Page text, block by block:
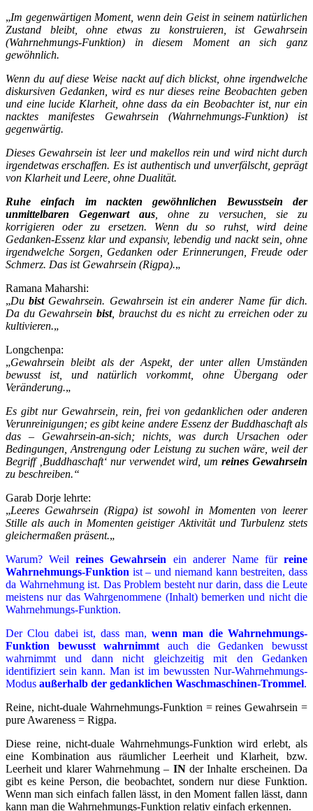
„Im gegenwärtigen Moment, wenn dein Geist in seinem natürlichen
Zustand bleibt, ohne etwas zu konstruieren, ist Gewahrsein
(Wahrnehmungs-Funktion) in diesem Moment an sich ganz
gewöhnlich.
Wenn du auf diese Weise nackt auf dich blickst, ohne irgendwelche
diskursiven Gedanken, wird es nur dieses reine Beobachten geben
und eine lucide Klarheit, ohne dass da ein Beobachter ist, nur ein
nacktes manifestes Gewahrsein (Wahrnehmungs-Funktion) ist
gegenwärtig.
Dieses Gewahrsein ist leer und makellos rein und wird nicht durch
irgendetwas erschaffen. Es ist authentisch und unverfälscht, geprägt
von Klarheit und Leere, ohne Dualität.
Ruhe einfach im nackten gewöhnlichen Bewusstsein der
unmittelbaren Gegenwart aus , ohne zu versuchen, sie zu
korrigieren oder zu ersetzen. Wenn du so ruhst, wird deine
Gedanken-Essenz klar und expansiv, lebendig und nackt sein, ohne
irgendwelche Sorgen, Gedanken oder Erinnerungen, Freude oder
Schmerz. Das ist Gewahrsein (Rigpa).„
Ramana Maharshi:
„DubistGewahrsein. Gewahrsein ist ein anderer Name für dich.
Da du Gewahrsein bist, brauchst du es nicht zu erreichen oder zu
kultivieren.„
Longchenpa:
„Gewahrsein bleibt als der Aspekt, der unter allen Umständen
bewusst ist, und natürlich vorkommt, ohne Übergang oder
Veränderung.„
Es gibt nur Gewahrsein, rein, frei von gedanklichen oder anderen
Verunreinigungen; es gibt keine andere Essenz der Buddhaschaft als
das – Gewahrsein-an-sich; nichts, was durch Ursachen oder
Bedingungen, Anstrengung oder Leistung zu suchen wäre, weil der
Begriff ‚Buddhaschaft‘ nur verwendet wird, um reines Gewahrsein
zu beschreiben.“
Garab Dorje lehrte:
„Leeres Gewahrsein (Rigpa) ist sowohl in Momenten von leerer
Stille als auch in Momenten geistiger Aktivität und Turbulenz stets
gleichermaßen präsent.„
Warum? Weilreines Gewahrsein ein anderer Name für reine
Wahrnehmungs-Funktion ist – und niemand kann bestreiten, dass
da Wahrnehmung ist. Das Problem besteht nur darin, dass die Leute
meistens nur das Wahrgenommene (Inhalt) bemerken und nicht die
Wahrnehmungs-Funktion.
Der Clou dabei ist, dass man, wenn man die Wahrnehmungs-
Funktion bewusst wahrnimmt auch die Gedanken bewusst
wahrnimmt und dann nicht gleichzeitig mit den Gedanken
identifiziert sein kann. Man ist im bewussten Nur-Wahrnehmungs-
Modus außerhalb der gedanklichen Waschmaschinen-Trommel.
Reine, nicht-duale Wahrnehmungs-Funktion = reines Gewahrsein =
pure Awareness = Rigpa.
Diese reine, nicht-duale Wahrnehmungs-Funktion wird erlebt, als
eine Kombination aus räumlicher Leerheit und Klarheit, bzw.
Leerheit und klarer Wahrnehmung – INder Inhalte erscheinen. Da
gibt es keine Person, die beobachtet, sondern nur diese Funktion.
Wenn man sich einfach fallen lässt, in den Moment fallen lässt, dann
kann man die Wahrnehmungs-Funktion relativ einfach erkennen.